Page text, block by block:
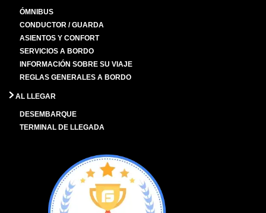
ÓMNIBUS
CONDUCTOR / GUARDA
ASIENTOS Y CONFORT
SERVICIOS A BORDO
INFORMACIÓN SOBRE SU VIAJE
REGLAS GENERALES A BORDO
AL LLEGAR
DESEMBARQUE
TERMINAL DE LLEGADA